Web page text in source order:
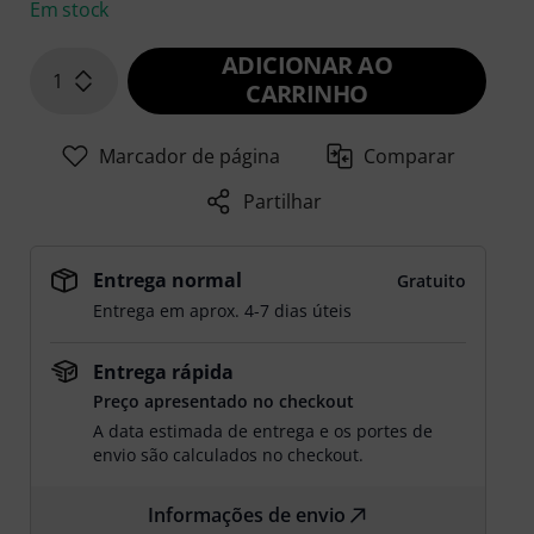
Em stock
1
ADICIONAR AO
CARRINHO
Marcador de página
Comparar
Partilhar
Entrega normal
Gratuito
Entrega em aprox. 4-7 dias úteis
Entrega rápida
Preço apresentado no checkout
A data estimada de entrega e os portes de
envio são calculados no checkout.
Informações de envio